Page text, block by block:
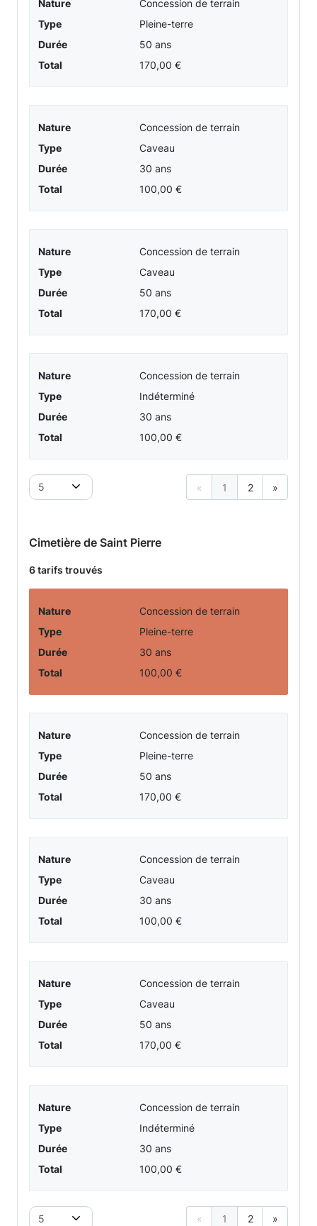
Nature
Concession de terrain
Type
Pleine-terre
Durée
50 ans
Total
170,00 €
Nature
Concession de terrain
Type
Caveau
Durée
30 ans
Total
100,00 €
Nature
Concession de terrain
Type
Caveau
Durée
50 ans
Total
170,00 €
Nature
Concession de terrain
Type
Indéterminé
Durée
30 ans
Total
100,00 €
5 « 1 2 »
Cimetière de Saint Pierre
6 tarifs trouvés
Nature
Concession de terrain
Type
Pleine-terre
Durée
30 ans
Total
100,00 €
Nature
Concession de terrain
Type
Pleine-terre
Durée
50 ans
Total
170,00 €
Nature
Concession de terrain
Type
Caveau
Durée
30 ans
Total
100,00 €
Nature
Concession de terrain
Type
Caveau
Durée
50 ans
Total
170,00 €
Nature
Concession de terrain
Type
Indéterminé
Durée
30 ans
Total
100,00 €
5 « 1 2 »